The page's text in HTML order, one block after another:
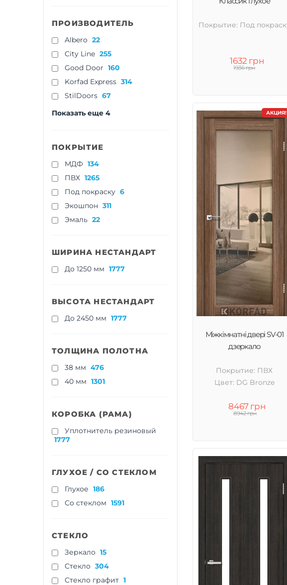
ПРОИЗВОДИТЕЛЬ
Albero 22
City Line 255
Good Door 160
Korfad Express 314
StilDoors 67
Показать еще 4
ПОКРЫТИЕ
МДФ 134
ПВХ 1265
Под покраску 6
Экошпон 311
Эмаль 22
ШИРИНА НЕСТАНДАРТ
До 1250 мм 1777
ВЫСОТА НЕСТАНДАРТ
До 2450 мм 1777
ТОЛЩИНА ПОЛОТНА
38 мм 476
40 мм 1301
КОРОБКА (РАМА)
Уплотнитель резиновый
1777
ГЛУХОЕ / СО СТЕКЛОМ
Глухое 186
Со стеклом 1591
СТЕКЛО
Зеркало 15
Стекло 304
Стекло графит 1
Покрытие: Под
1632 грн
1936 грн
АКЦИЯ!
Міжкімнатні двері SV-01
дзеркало
Покрытие: ПВХ
Цвет: DG Bronze
8467 грн
8942 грн